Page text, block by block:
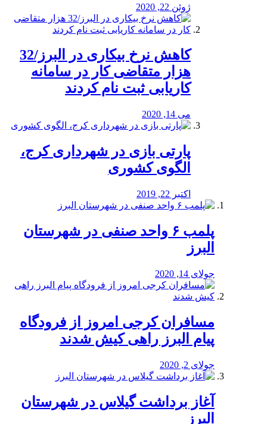
ژوئن 22, 2020
کاهش نرخ بیکاری در البرز/32
هزار متقاضی کار در سامانه
کاریابی ثبت نام کردند
می 14, 2020
پارتی بازی در شهرداری کرج،
الگوی کشوری
اکتبر 22, 2019
پلمب ۶ واحد صنفی در شهرستان
البرز
جولای 14, 2020
مسافران کرجی امروز از فرودگاه
پیام البرز راهی کیش شدند
جولای 2, 2020
آغاز برداشت گیلاس در شهرستان
البرز